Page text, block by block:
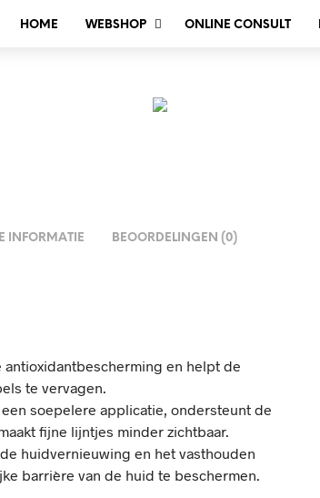
HOME WEBSHOP ONLINE CONSULT
INFORMATIE BEOORDELINGEN (0)
en helpt de
te vervagen.
soepelere applicatie, ondersteunt de
fijne lijntjes minder zichtbaar.
huidvernieuwing en het vasthouden
barrière van de huid te beschermen.